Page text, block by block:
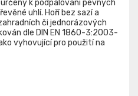
k podpalování pevných
uhlí. Hoří bez sazí a
či jednorázových
dle DIN EN 1860-3:2003-
vyhovující pro použití na